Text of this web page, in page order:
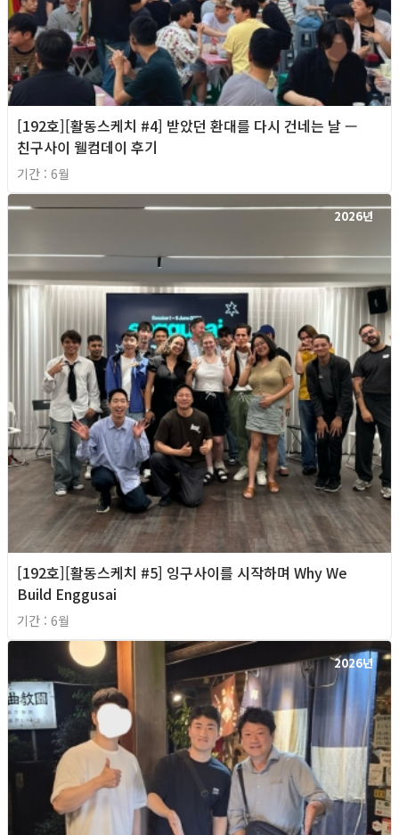
[192호][활동스케치 #4] 받았던 환대를 다시 건네는 날 —
친구사이 웰컴데이 후기
기간 : 6월
2026년
[192호][활동스케치 #5] 잉구사이를 시작하며 Why We
Build Enggusai
기간 : 6월
2026년